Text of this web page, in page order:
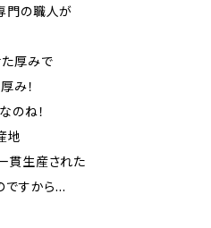
門の職人が
厚みで
み！
のね！
地
貫生産された
ですから…